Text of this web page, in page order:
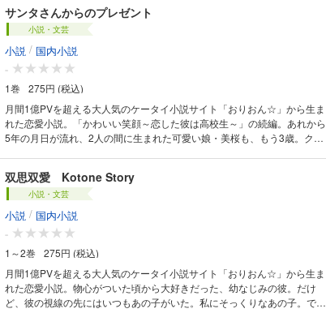
サンタさんからのプレゼント
小説・文芸
小説 / 国内小説
-
1巻
275円 (税込)
月間1億PVを超える大人気のケータイ小説サイト「おりおん☆」から生ま
れた恋愛小説。「かわいい笑顔～恋した彼は高校生～」の続編。あれから
5年の月日が流れ、2人の間に生まれた可愛い娘・美桜も、もう3歳。クリ
リスマス。幸せの結晶が、家族に優しく降りかかる。
双思双愛 Kotone Story
小説・文芸
小説 / 国内小説
-
1～2巻
275円 (税込)
月間1億PVを超える大人気のケータイ小説サイト「おりおん☆」から生ま
れた恋愛小説。物心がついた頃から大好きだった、幼なじみの彼。だけ
ど、彼の視線の先にはいつもあの子がいた。私にそっくりなあの子。でも